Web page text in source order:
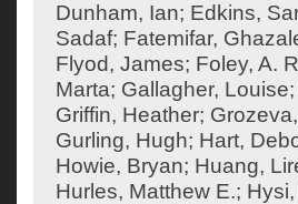
Dunham, Ian; Edkins,
Sadaf; Fatemifar,
Flyod, James; Foley, A.
Marta; Gallagher, Louise;
Griffin, Heather;
Gurling, Hugh; Hart,
Howie, Bryan; Huang,
Hurles, Matthew E.;